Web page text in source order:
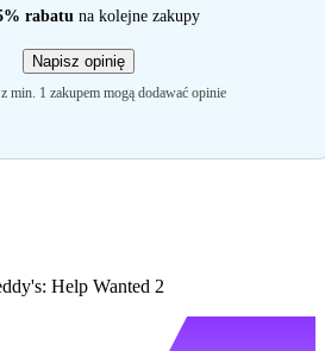
rabatu na kolejne zakupy
Napisz opinię
min. 1 zakupem mogą dodawać opinie
Help Wanted 2